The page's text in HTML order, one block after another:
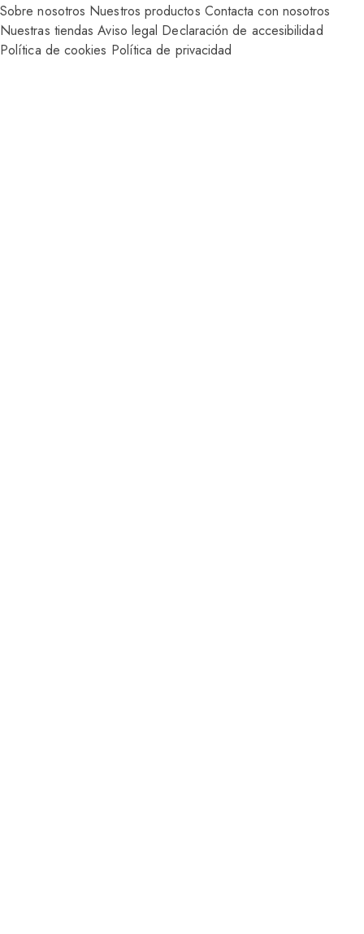
Sobre nosotros Nuestros productos Contacta con nosotros
Nuestras tiendas Aviso legal Declaración de accesibilidad
Política de cookies Política de privacidad